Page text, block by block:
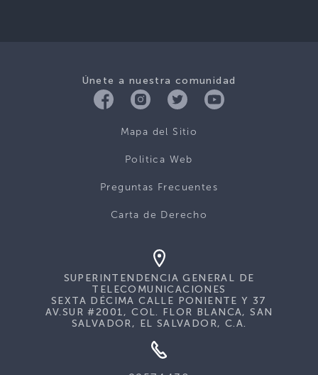
Únete a nuestra comunidad
Mapa del Sitio
Politica Web
Preguntas Frecuentes
Carta de Derecho
SUPERINTENDENCIA GENERAL DE
TELECOMUNICACIONES
SEXTA DÉCIMA CALLE PONIENTE Y 37
AV.SUR #2001, COL. FLOR BLANCA, SAN
SALVADOR, EL SALVADOR, C.A.